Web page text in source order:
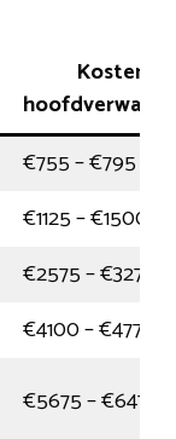
Kosten
€755 – €795
€1125 – €1500
€2575 – €3275
€4100 – €4775
€5675 – €6475